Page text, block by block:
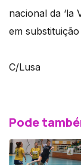
nacional da ‘la
em
C/Lusa
Pode